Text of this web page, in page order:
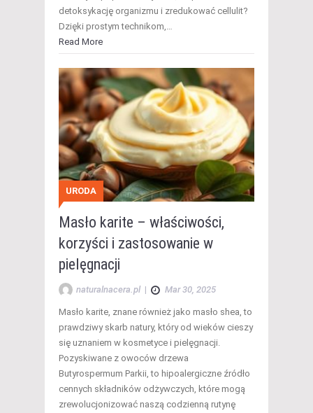
detoksykację organizmu i zredukować cellulit?
Dzięki prostym technikom,…
Read More
URODA
Masło karite – właściwości,
korzyści i zastosowanie w
pielęgnacji
naturalnacera.pl | Mar 30, 2025
Masło karite, znane również jako masło shea, to
prawdziwy skarb natury, który od wieków cieszy
się uznaniem w kosmetyce i pielęgnacji.
Pozyskiwane z owoców drzewa
Butyrospermum Parkii, to hipoalergiczne źródło
cennych składników odżywczych, które mogą
zrewolucjonizować naszą codzienną rutynę